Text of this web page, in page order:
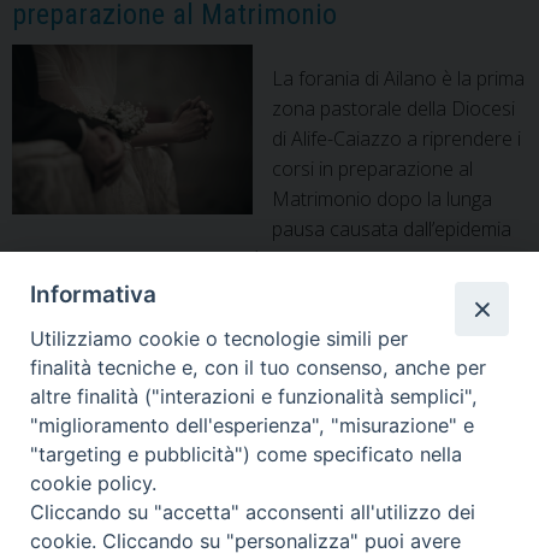
preparazione al Matrimonio
La forania di Ailano è la prima
zona pastorale della Diocesi
di Alife-Caiazzo a riprendere i
corsi in preparazione al
Matrimonio dopo la lunga
pausa causata dall’epidemia
di Covid19. L’appuntamento è per sabato 4 luglio alle 20.00 a
Raviscanina, nella chiesa di Santa Croce, seguiranno poi gli
delle parrocchie di Ailano, Raviscanina, Letino, Valle Agricola,
Prata Sannita, Pratella che avevano già intrapreso …
Continua a leggerePostCovid19.
Riprendono
gli
incontri
in
»
Informativa
Utilizziamo cookie o tecnologie simili per
finalità tecniche e, con il tuo consenso, anche per
altre finalità ("interazioni e funzionalità semplici",
"miglioramento dell'esperienza", "misurazione" e
"targeting e pubblicità") come specificato nella
cookie policy.
Cliccando su "accetta" acconsenti all'utilizzo dei
cookie. Cliccando su "personalizza" puoi avere